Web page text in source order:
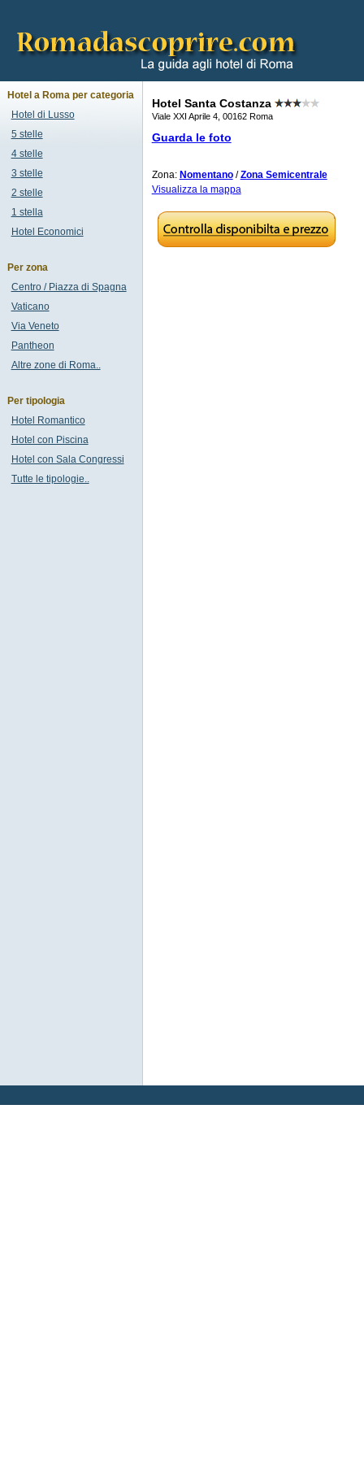
Hotel Santa Costanza
Viale XXI Aprile 4, 00162 Roma
Guarda le foto
Zona: Nomentano/Zona Semicentrale
Visualizza la mappa
Hotel a Roma per categoria
Hotel di Lusso
5 stelle
4 stelle
3 stelle
2 stelle
1 stella
Hotel Economici
Per zona
Centro / Piazza di Spagna
Vaticano
Via Veneto
Pantheon
Altre zone di Roma..
Per tipologia
Hotel Romantico
Hotel con Piscina
Hotel con Sala Congressi
Tutte le tipologie..